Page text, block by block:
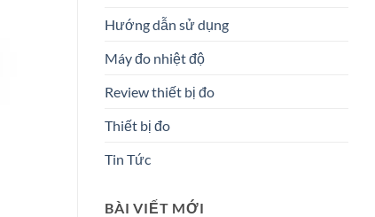
Hướng dẫn sử dụng
Máy đo nhiệt độ
Review thiết bị đo
Thiết bị đo
Tin Tức
BÀI VIẾT MỚI